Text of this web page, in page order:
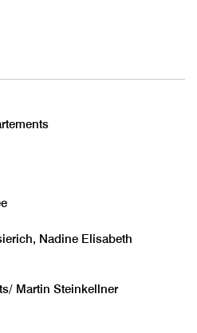
Nadine Elisabeth
Martin Steinkellner